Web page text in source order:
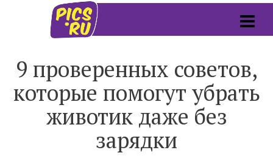
9 проверенных советов,
которые помогут убрать
животик даже без
зарядки